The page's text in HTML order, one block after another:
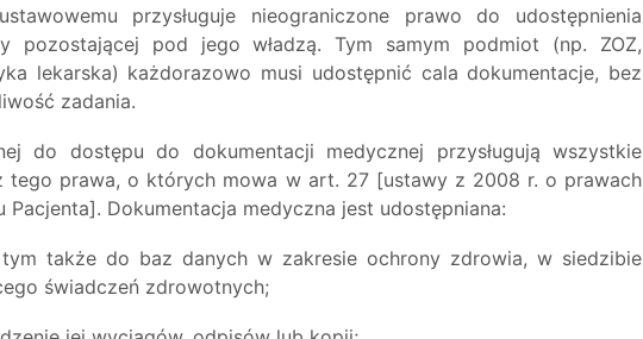
przysługuje nieograniczone prawo do udostępnienia
pozostającej pod jego władzą. Tym samym podmiot (np. ZOZ,
lekarska) każdorazowo musi udostępnić cala dokumentacje, bez
zadania.
do dostępu do dokumentacji medycznej przysługują wszystkie
tego prawa, o których mowa w art. 27 [ustawy z 2008 r. o prawach
Pacjenta]. Dokumentacja medyczna jest udostępniana:
także do baz danych w zakresie ochrony zdrowia, w siedzibie
świadczeń zdrowotnych;